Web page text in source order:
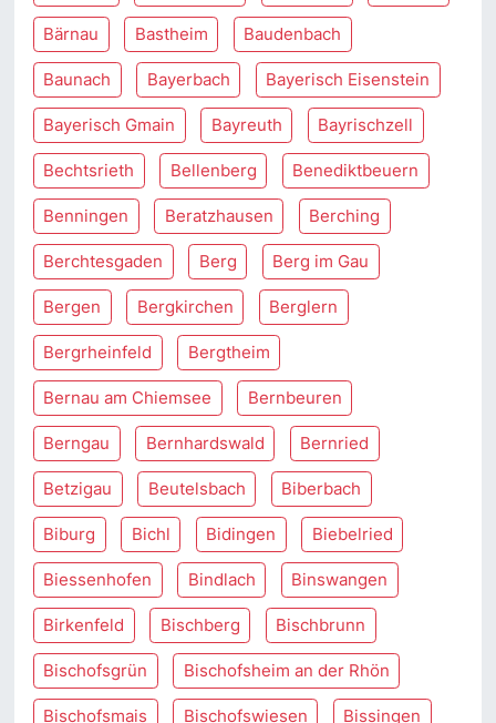
Bärnau Bastheim Baudenbach
Baunach Bayerbach Bayerisch Eisenstein
Bayerisch Gmain Bayreuth Bayrischzell
Bechtsrieth Bellenberg Benediktbeuern
Benningen Beratzhausen Berching
Berchtesgaden Berg Berg im Gau
Bergen Bergkirchen Berglern
Bergrheinfeld Bergtheim
Bernau am Chiemsee Bernbeuren
Berngau Bernhardswald Bernried
Betzigau Beutelsbach Biberbach
Biburg Bichl Bidingen Biebelried
Biessenhofen Bindlach Binswangen
Birkenfeld Bischberg Bischbrunn
Bischofsgrün Bischofsheim an der Rhön
Bischofsmais Bischofswiesen Bissingen